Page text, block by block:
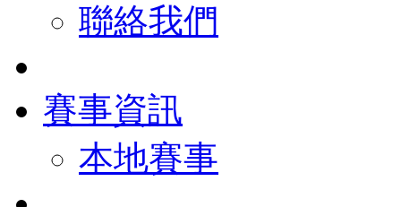
聯絡我們
賽事資訊
本地賽事